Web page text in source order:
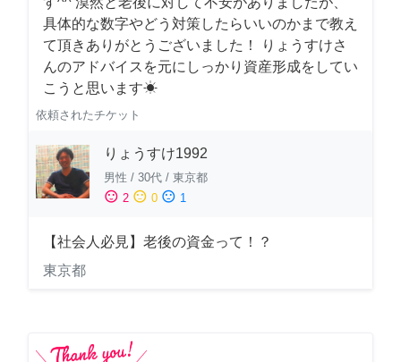
具体的な数字やどう対策したらいいのかまで教え
て頂きありがとうございました！ りょうすけさ
んのアドバイスを元にしっかり資産形成をしてい
こうと思います☀︎
依頼されたチケット
りょうすけ1992
男性 / 30代 / 東京都
sentiment_satisfied 2 sentiment_neutral 0 sentiment_dissatisfied 1
【社会人必見】老後の資金って！？
東京都